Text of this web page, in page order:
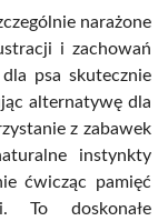
narażone
i zachowań
psa skutecznie
alternatywę dla
z zabawek
instynkty
ćwicząc pamięć
To doskonałe